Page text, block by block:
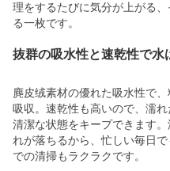
理をするたびに気分が上がる
る一枚です。
抜群の吸水性と速乾性で水
麂皮绒素材の優れた吸水性で
吸収。速乾性も高いので、濡
清潔な状態をキープできます
れが落ちるから、忙しい毎日
での清掃もラクラクです。